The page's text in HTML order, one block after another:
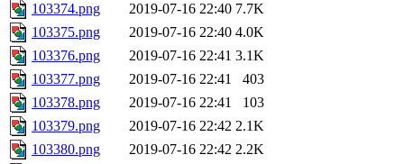
103374.png
2019-07-16 22:40 7.7K
103375.png
2019-07-16 22:40 4.0K
103376.png
2019-07-16 22:41 3.1K
103377.png
2019-07-16 22:41
403
103378.png
2019-07-16 22:41
103
103379.png
2019-07-16 22:42 2.1K
103380.png
2019-07-16 22:42 2.2K